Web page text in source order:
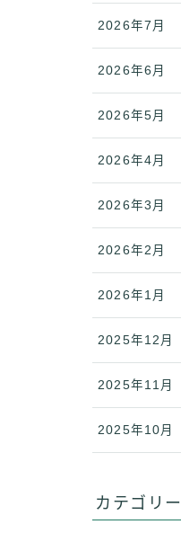
2026年7月
2026年6月
2026年5月
2026年4月
2026年3月
2026年2月
2026年1月
2025年12月
2025年11月
2025年10月
カテゴリー